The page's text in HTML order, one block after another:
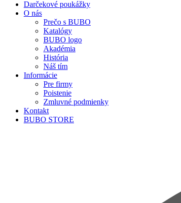
Darčekové poukážky
O nás
Prečo s BUBO
Katalógy
BUBO logo
Akadémia
História
Náš tím
Informácie
Pre firmy
Poistenie
Zmluvné podmienky
Kontakt
BUBO STORE